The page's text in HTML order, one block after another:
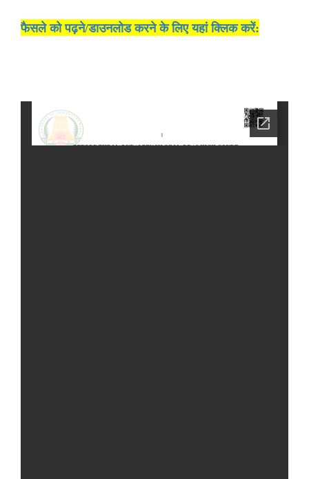
फैसले को पढ़ने/डाउनलोड करने के लिए यहां क्लिक करें: